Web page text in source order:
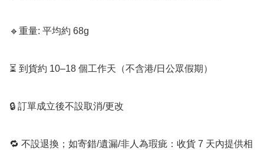
🔹重量: 平均約 68g
⏳ 到貨約 10–18 個工作天（不含港/日公眾假期）
🔒 訂單成立後不設取消/更改
🔁 不設退換；如寄錯/遺漏/非人為瑕疵：收貨 7 天內提供相